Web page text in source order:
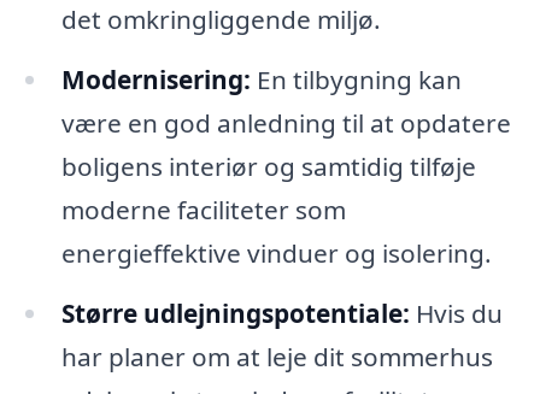
det omkringliggende miljø.
Modernisering: En tilbygning kan
være en god anledning til at opdatere
boligens interiør og samtidig tilføje
moderne faciliteter som
energieffektive vinduer og isolering.
Større udlejningspotentiale: Hvis du
har planer om at leje dit sommerhus